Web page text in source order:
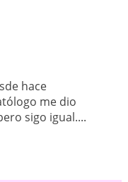
hace
me dio
sigo igual....